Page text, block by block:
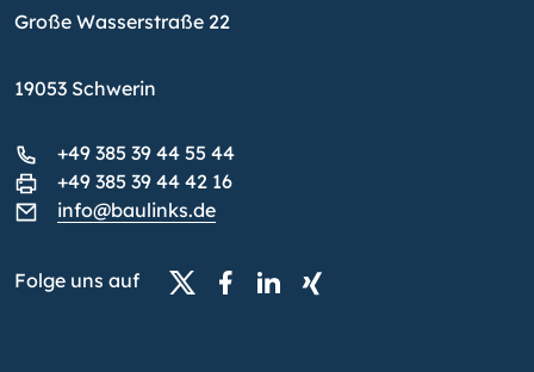
Große Wasserstraße 22
19053 Schwerin
+49 385 39 44 55 44
+49 385 39 44 42 16
info@baulinks.de
Folge uns auf